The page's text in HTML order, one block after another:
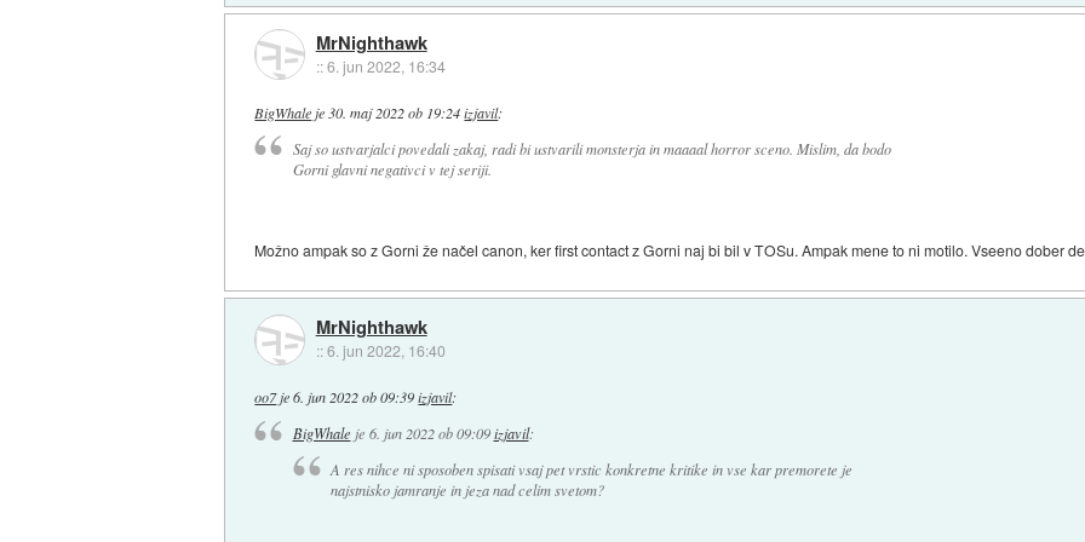
MrNighthawk
::6. jun 2022, 16:34
BigWhale je 30. maj 2022 ob 19:24 izjavil:
Saj so ustvarjalci povedali zakaj, radi bi ustvarili monsterja in maaaal horror sceno. Mislim, da bodo
Gorni glavni negativci v tej seriji.
Možno ampak so z Gorni že načel canon, ker first contact z Gorni naj bi bil v TOSu. Ampak mene to ni motilo. Vseeno dober
MrNighthawk
::6. jun 2022, 16:40
oo7je6. jun 2022 ob 09:39 izjavil:
BigWhale je 6. jun 2022 ob 09:09 izjavil:
A res nihce ni sposoben spisati vsaj pet vrstic konkretne kritike in vse kar premorete je
najstnisko jamranje in jeza nad celim svetom?